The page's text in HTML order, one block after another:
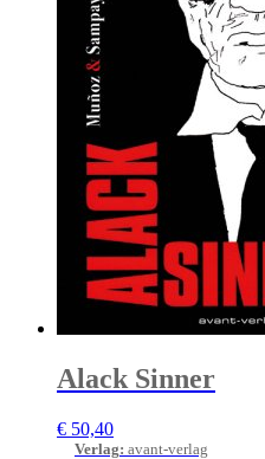
Alack Sinner
€ 50,40
Verlag: avant-verlag